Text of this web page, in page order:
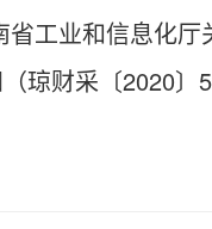
省工业和信息化
琼财采〔2020〕